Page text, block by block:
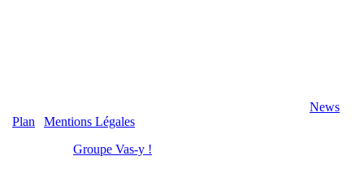
News
Plan
Mentions Légales
Groupe Vas-y !